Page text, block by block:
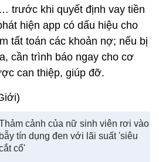
trước khi quyết định vay tiền
hiện app có dấu hiệu cho
tất toán các khoản nợ; nếu bị
cần trình báo ngay cho cơ
can thiệp, giúp đỡ.
cảnh của nữ sinh viên rơi vào
bẫy tín dụng đen với lãi suất 'siêu
cổ'